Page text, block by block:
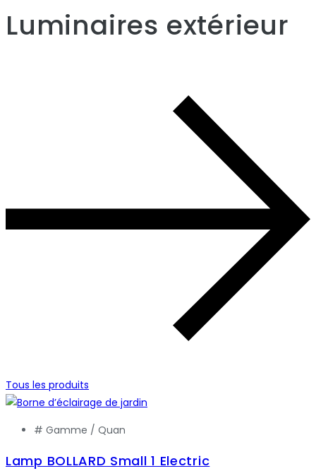
Luminaires extérieur
Tous les produits
# Gamme / Quan
Lamp BOLLARD Small 1 Electric